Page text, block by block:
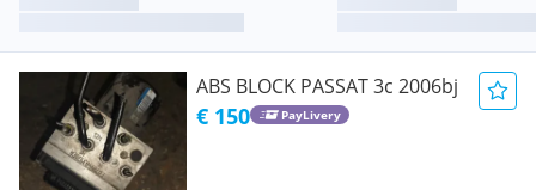
ABS BLOCK PASSAT 3c 2006bj
€ 150 PayLivery